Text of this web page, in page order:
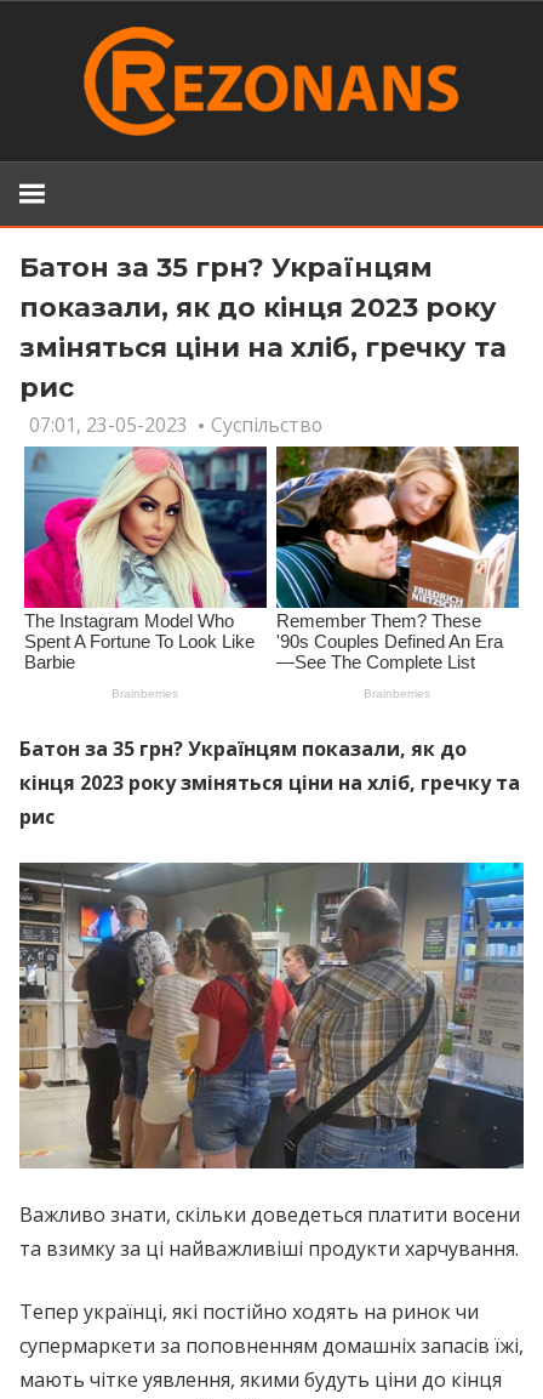
Батон за 35 грн? Українцям
показали, як до кінця 2023 року
зміняться ціни на хліб, гречку та
рис
07:01, 23-05-2023 Суспільство
Батон за 35 грн? Українцям показали, як до
кінця 2023 року зміняться ціни на хліб, гречку та
рис
Важливо знати, скільки доведеться платити восени
та взимку за ці найважливіші продукти харчування.
Тепер українці, які постійно ходять на ринок чи
супермаркети за поповненням домашніх запасів їжі,
мають чітке уявлення, якими будуть ціни до кінця